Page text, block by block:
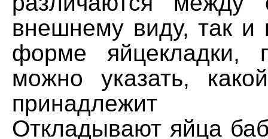
внешнему виду, так
форме яйцекладки,
можно указать,
принадлежит
Откладывают яйца